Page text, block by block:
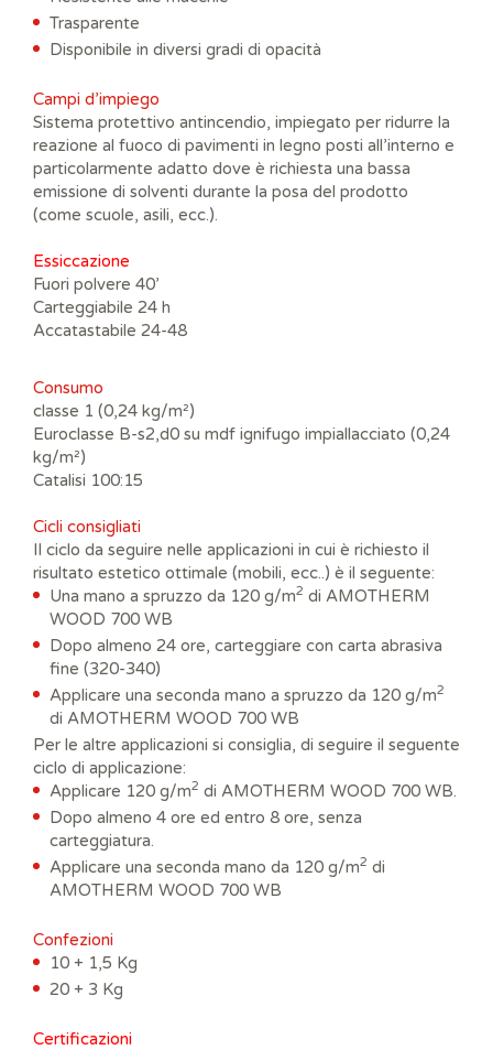
Trasparente
Disponibile in diversi gradi di opacità
Campi d’impiego
Sistema protettivo antincendio, impiegato per ridurre la
reazione al fuoco di pavimenti in legno posti all’interno e
particolarmente adatto dove è richiesta una bassa
emissione di solventi durante la posa del prodotto
(come scuole, asili, ecc.).
Essiccazione
Fuori polvere 40’
Carteggiabile 24 h
Accatastabile 24-48
Consumo
classe 1 (0,24 kg/m²)
Euroclasse B-s2,d0 su mdf ignifugo impiallacciato (0,24
kg/m²)
Catalisi 100:15
Cicli consigliati
Il ciclo da seguire nelle applicazioni in cui è richiesto il
risultato estetico ottimale (mobili, ecc..) è il seguente:
Una mano a spruzzo da 120 g/m2 di AMOTHERM
WOOD 700 WB
Dopo almeno 24 ore, carteggiare con carta abrasiva
fine (320-340)
Applicare una seconda mano a spruzzo da 120 g/m2
di AMOTHERM WOOD 700 WB
Per le altre applicazioni si consiglia, di seguire il seguente
ciclo di applicazione:
Applicare 120 g/m2 di AMOTHERM WOOD 700 WB.
Dopo almeno 4 ore ed entro 8 ore, senza
carteggiatura.
Applicare una seconda mano da 120 g/m2 di
AMOTHERM WOOD 700 WB
Confezioni
10 + 1,5 Kg
20 + 3 Kg
Certificazioni